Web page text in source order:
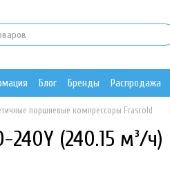
Блог Бренды Распродажа
поршневые компрессоры Frascold
(240.15 м³/ч)